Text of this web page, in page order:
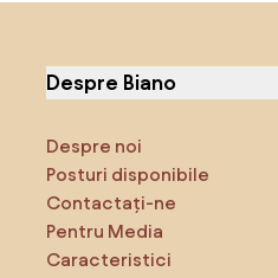
Despre Biano
Despre noi
Posturi disponibile
Contactați-ne
Pentru Media
Caracteristici